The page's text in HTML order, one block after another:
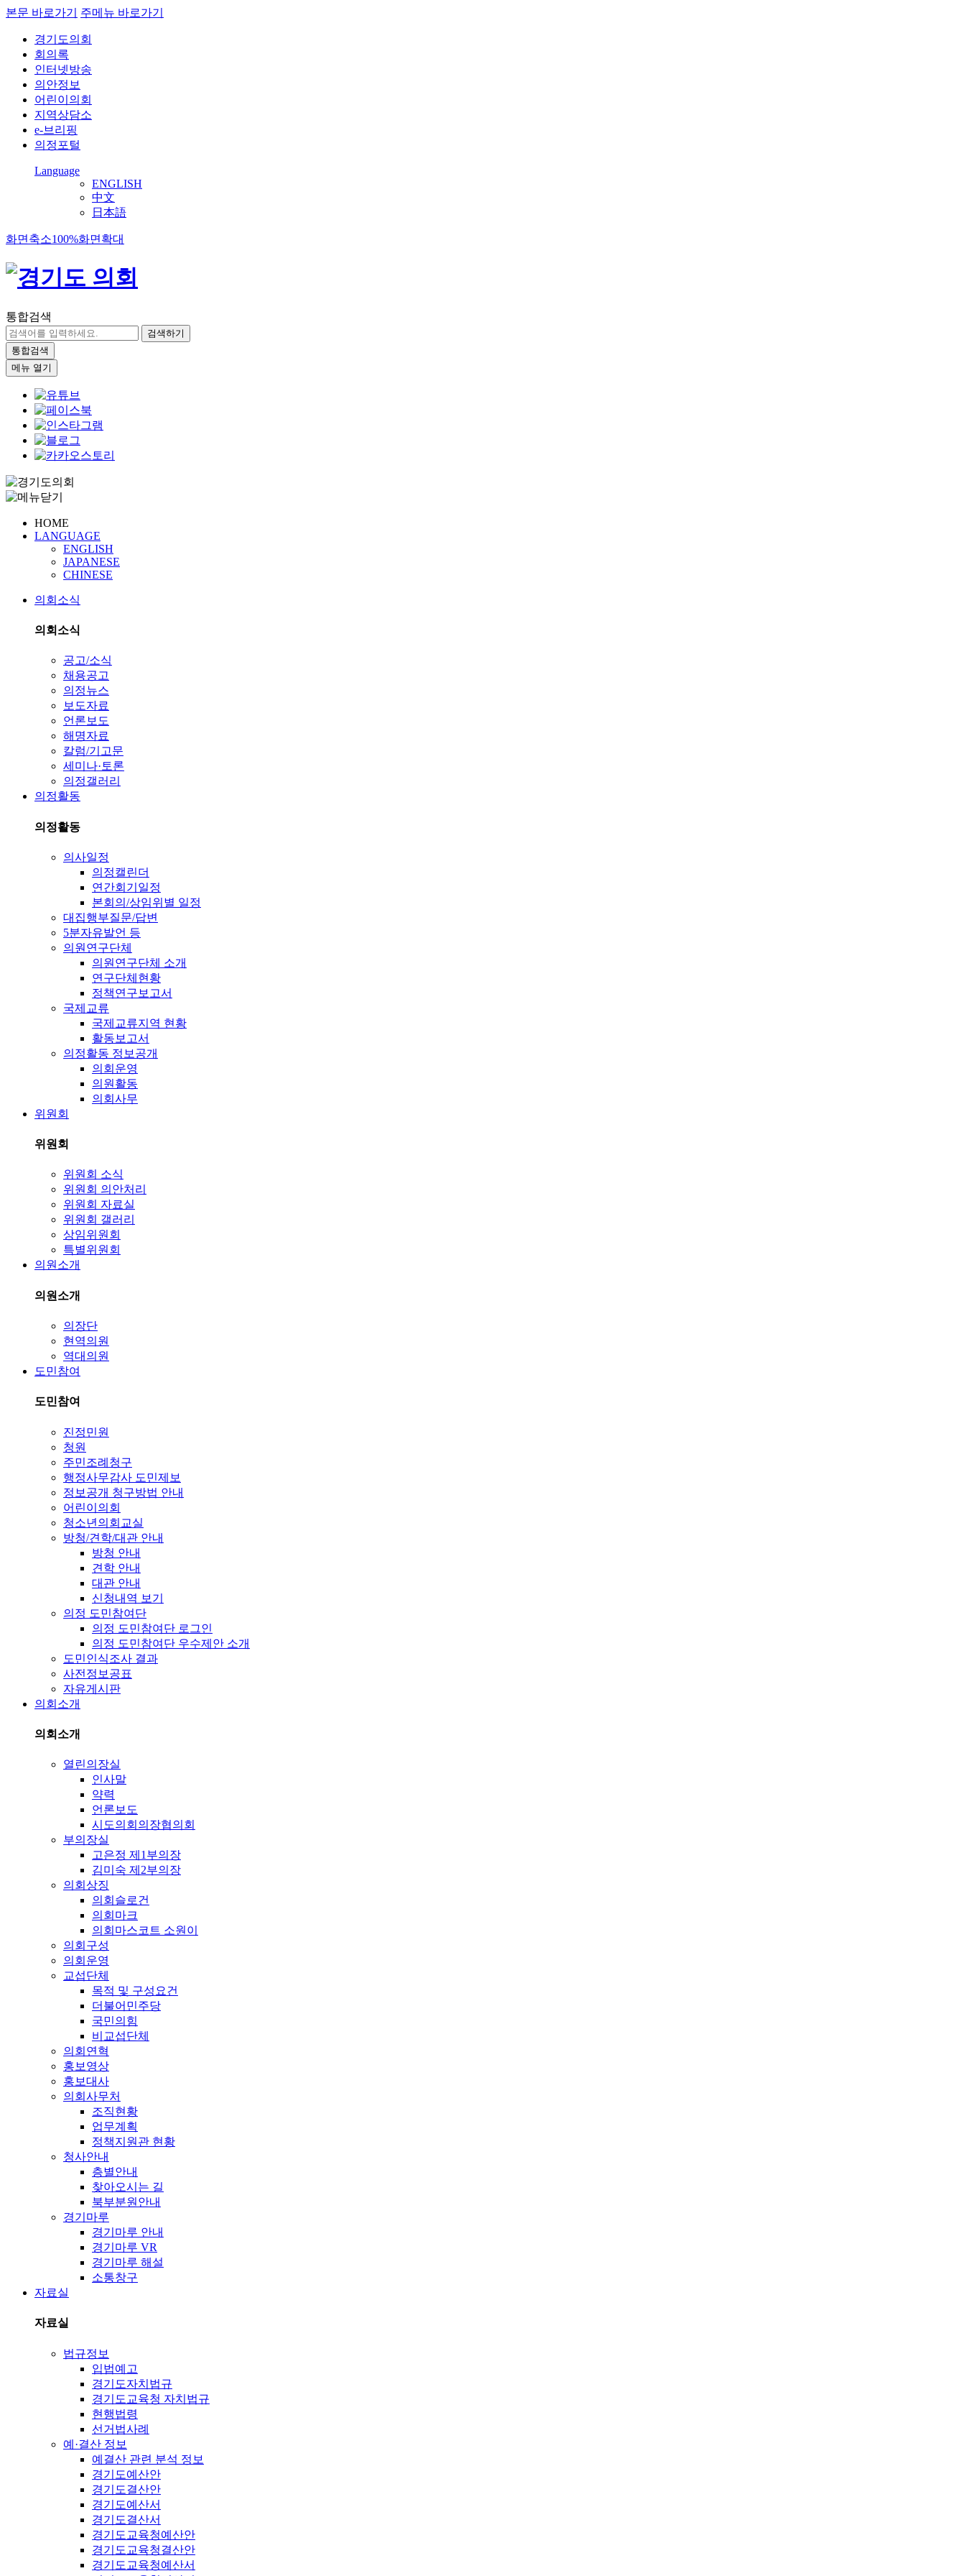
본문 바로가기 주메뉴 바로가기
경기도의회
회의록
인터넷방송
의안정보
어린이의회
지역상담소
e-브리핑
의정포털
Language
ENGLISH
中文
日本語
화면축소100%화면확대
통합검색
검색하기
통합검색
메뉴 열기
HOME
LANGUAGE
ENGLISH
JAPANESE
CHINESE
의회소식
의회소식
공고/소식
채용공고
의정뉴스
보도자료
언론보도
해명자료
칼럼/기고문
세미나·토론
의정갤러리
의정활동
의정활동
의사일정
의정캘린더
연간회기일정
본회의/상임위별 일정
대집행부질문/답변
5분자유발언 등
의원연구단체
의원연구단체 소개
연구단체현황
정책연구보고서
국제교류
국제교류지역 현황
활동보고서
의정활동 정보공개
의회운영
의원활동
의회사무
위원회
위원회
위원회 소식
위원회 의안처리
위원회 자료실
위원회 갤러리
상임위원회
특별위원회
의원소개
의원소개
의장단
현역의원
역대의원
도민참여
도민참여
진정민원
청원
주민조례청구
행정사무감사 도민제보
정보공개 청구방법 안내
어린이의회
청소년의회교실
방청/견학/대관 안내
방청 안내
견학 안내
대관 안내
신청내역 보기
의정 도민참여단
의정 도민참여단 로그인
의정 도민참여단 우수제안 소개
도민인식조사 결과
사전정보공표
자유게시판
의회소개
의회소개
열린의장실
인사말
약력
언론보도
시도의회의장협의회
부의장실
고은정 제1부의장
김미숙 제2부의장
의회상징
의회슬로건
의회마크
의회마스코트 소원이
의회구성
의회운영
교섭단체
목적 및 구성요건
더불어민주당
국민의힘
비교섭단체
의회연혁
홍보영상
홍보대사
의회사무처
조직현황
업무계획
정책지원관 현황
청사안내
층별안내
찾아오시는 길
북부분원안내
경기마루
경기마루 안내
경기마루 VR
경기마루 해설
소통창구
자료실
자료실
법규정보
입법예고
경기도자치법규
경기도교육청 자치법규
현행법령
선거법사례
예·결산 정보
예결산 관련 분석 정보
경기도예산안
경기도결산안
경기도예산서
경기도결산서
경기도교육청예산안
경기도교육청결산안
경기도교육청예산서